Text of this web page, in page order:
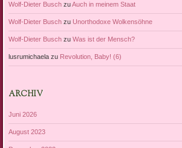
Wolf-Dieter BuschzuAuch in meinem Staat
Wolf-Dieter Buschzu Unorthodoxe Wolkensöhne
Wolf-Dieter Buschzu Was ist der Mensch?
lusrumichaelazu Revolution, Baby! (6)
ARCHIV
Juni 2026
August 2023